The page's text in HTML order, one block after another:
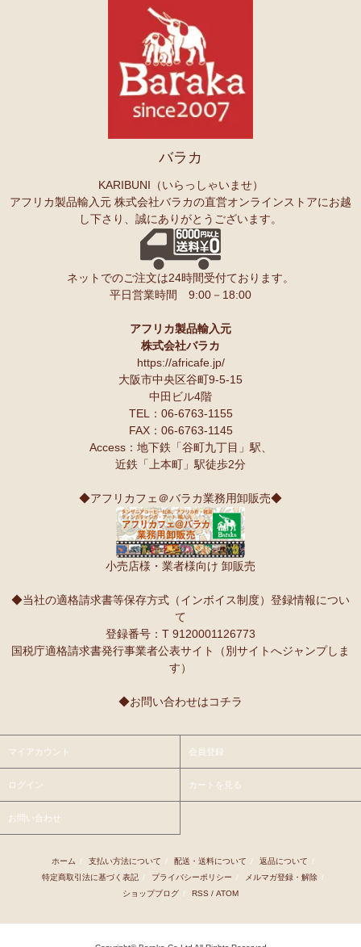
バラカ
KARIBUNI（いらっしゃいませ）
アフリカ製品輸入元 株式会社バラカの直営オンラインストアにお越
し下さり、誠にありがとうございます。
ネットでのご注文は24時間受付ております。
平日営業時間 9:00－18:00
アフリカ製品輸入元
株式会社バラカ
https://africafe.jp/
大阪市中央区谷町9-5-15
中田ビル4階
TEL：06-6763-1155
FAX：06-6763-1145
Access：地下鉄「谷町九丁目」駅、
近鉄「上本町」駅徒歩2分
◆アフリカフェ＠バラカ業務用卸販売◆
小売店様・業者様向け 卸販売
◆当社の適格請求書等保存方式（インボイス制度）登録情報につい
て
登録番号：T 9120001126773
国税庁適格請求書発行事業者公表サイト（別サイトへジャンプしま
す）
◆お問い合わせはコチラ
マイアカウント 会員登録
ログイン カートを見る
お問い合わせ
ホーム / 支払い方法について / 配送・送料について / 返品について
/
特定商取引法に基づく表記 / プライバシーポリシー / メルマガ登録・解除 /
ショップブログ / RSS / ATOM